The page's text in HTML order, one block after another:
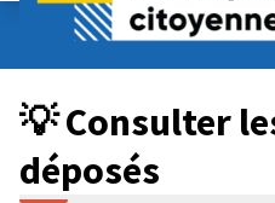
Budget Participatif JEUNESSE
💡 Consulter les projets
💡 Consulter
déposés